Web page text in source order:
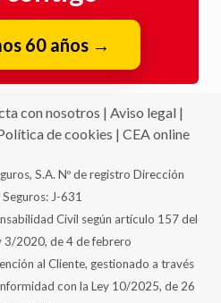
de cookies|CEA online
J-631
Civil según artículo 157 del
3/2020, de 4 de febrero
al Cliente, gestionado a través
con la Ley 10/2025, de 26
diciembre.